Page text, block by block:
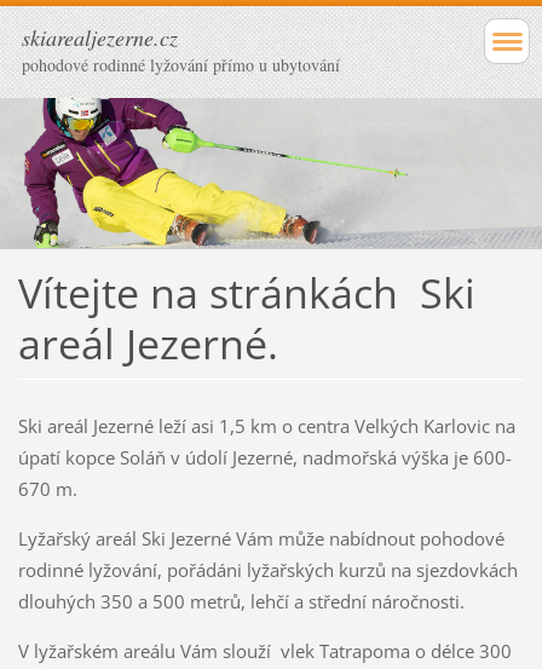
skiarealjezerne.cz
pohodové rodinné lyžování přímo u ubytování
Vítejte na stránkách Ski
areál Jezerné.
Ski areál Jezerné leží asi 1,5 km o centra Velkých Karlovic na
úpatí kopce Soláň v údolí Jezerné, nadmořská výška je 600-
670 m.
Lyžařský areál Ski Jezerné Vám může nabídnout pohodové
rodinné lyžování, pořádáni lyžařských kurzů na sjezdovkách
dlouhých 350 a 500 metrů, lehčí a střední náročnosti.
V lyžařském areálu Vám slouží vlek Tatrapoma o délce 300